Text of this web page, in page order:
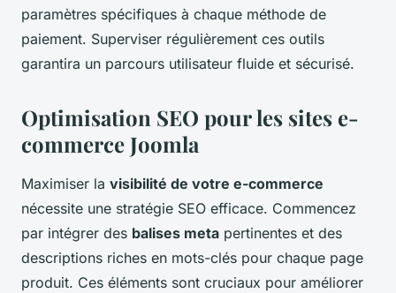
paramètres spécifiques à chaque méthode de
paiement. Superviser régulièrement ces outils
garantira un parcours utilisateur fluide et sécurisé.
Optimisation SEO pour les sites e-
commerce Joomla
Maximiser la visibilité de votre e-commerce
nécessite une stratégie SEO efficace. Commencez
par intégrer des balises meta pertinentes et des
descriptions riches en mots-clés pour chaque page
produit. Ces éléments sont cruciaux pour améliorer